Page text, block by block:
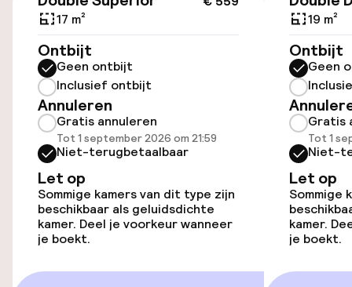
(buiten)
€ 40,00 per dag
Parkeerservice
Openbaar parkeren
Luchthavenshuttle
Toegankelijkheid
Overal rolstoeltoegankelijk
17 m²
Ontbijt
Geen ontbijt
Inclusief ontbijt
Annuleren
Gratis annuleren
Tot 1 september 2026 om 21:59
Niet-terugbetaalbaar
Let op
Sommige kamers van dit type zijn
beschikbaar als geluidsdichte
kamer. Deel je voorkeur wanneer
je boekt.
19 m²
Ontbijt
Geen
Gratis
Tot 1
Niet-
Let op
Sommige
kamer.
je boekt.